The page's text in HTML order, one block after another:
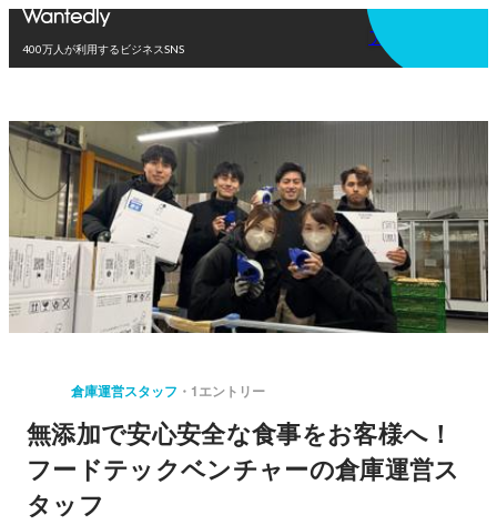
400万人が利用するビジネスSNS
アプリを使う
倉庫運営スタッフ 1エントリー
無添加で安心安全な食事をお客様へ！
フードテックベンチャーの倉庫運営ス
タッフ